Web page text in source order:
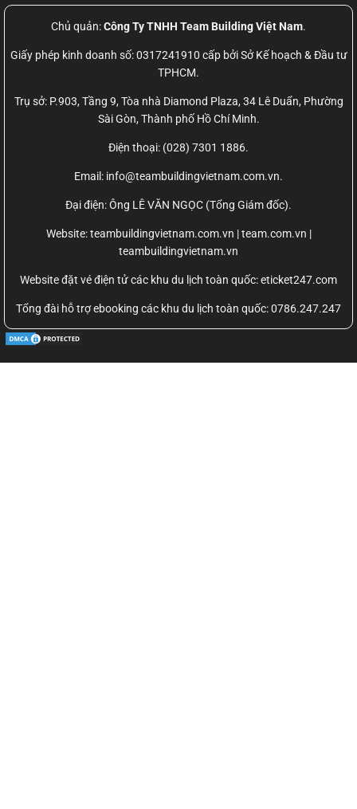
Chủ quản:Công Ty TNHH Team Building Việt Nam.
Giấy phép kinh doanh số: 0317241910 cấp bởi Sở Kế hoạch & Đầu tư
TPHCM.
Trụ sở: P.903, Tầng 9, Tòa nhà Diamond Plaza, 34 Lê Duẩn, Phường
Sài Gòn, Thành phố Hồ Chí Minh.
Điện thoại: (028) 7301 1886.
Email: info@teambuildingvietnam.com.vn.
Đại điện: Ông LÊ VĂN NGỌC (Tổng Giám đốc).
Website:teambuildingvietnam.com.vn | team.com.vn |
teambuildingvietnam.vn
Website đặt vé điện tử các khu du lịch toàn quốc: eticket247.com
Tổng đài hỗ trợ ebooking các khu du lịch toàn quốc: 0786.247.247